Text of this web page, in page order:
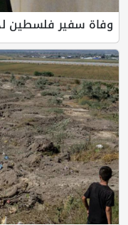
وفاة سفير فلسطين